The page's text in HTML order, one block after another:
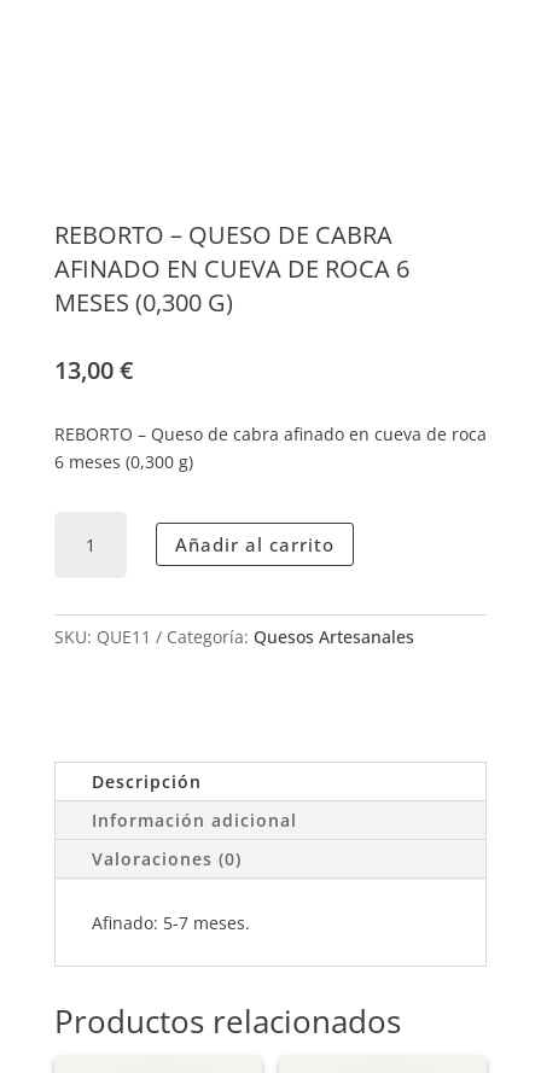
REBORTO – QUESO DE CABRA
AFINADO EN CUEVA DE ROCA 6
MESES (0,300 G)
13,00€
REBORTO – Queso de cabra afinado en cueva de roca
6 meses (0,300 g)
CABRA
ROCA
6
MESES
(0,300
G)
CANTIDAD
Añadir al carrito
SKU: QUE11 Categoría: Quesos Artesanales
Descripción
Información adicional
Valoraciones (0)
Afinado: 5-7 meses.
Productos relacionados